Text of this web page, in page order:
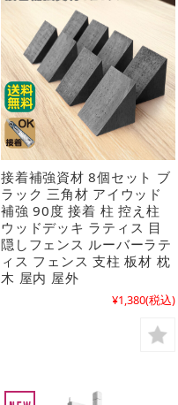
接着補強資材 8個セット ブ
ラック 三角材 アイウッド
補強 90度 接着 柱 控え柱
ウッドデッキ ラティス 目
隠しフェンス ルーバーラテ
ィス フェンス 支柱 板材 枕
木 屋内 屋外
¥1,380(税込)